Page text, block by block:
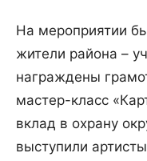
На мероприятии
жители района –
награждены
мастер-класс
вклад в охрану
выступили